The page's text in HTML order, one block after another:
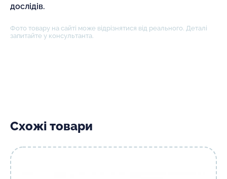
дослідів.
Фото товару на сайті може відрізнятися від реального. Деталі
запитайте у консультанта.
Схожі товари